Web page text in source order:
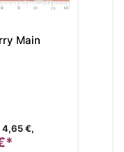
Main
4,65 €,